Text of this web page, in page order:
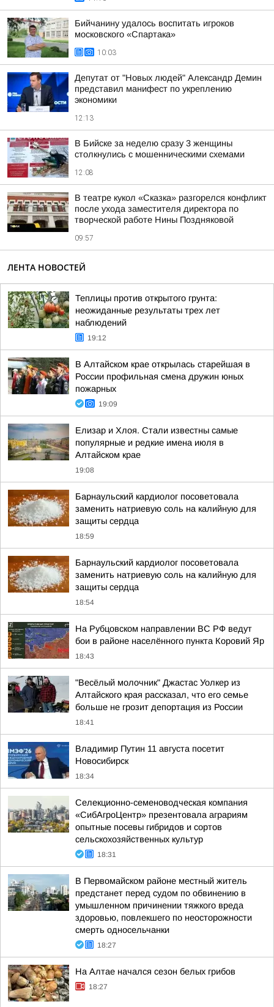
Бийчанину удалось воспитать игроков
московского «Спартака»
10:03
Депутат от "Новых людей" Александр Демин
представил манифест по укреплению
экономики
12:13
В Бийске за неделю сразу 3 женщины
столкнулись с мошенническими схемами
12:08
В театре кукол «Сказка» разгорелся конфликт
после ухода заместителя директора по
творческой работе Нины Поздняковой
09:57
ЛЕНТА НОВОСТЕЙ
Теплицы против открытого грунта:
неожиданные результаты трех лет
наблюдений
19:12
В Алтайском крае открылась старейшая в
России профильная смена дружин юных
пожарных
19:09
Елизар и Хлоя. Стали известны самые
популярные и редкие имена июля в
Алтайском крае
19:08
Барнаульский кардиолог посоветовала
заменить натриевую соль на калийную для
защиты сердца
18:59
Барнаульский кардиолог посоветовала
заменить натриевую соль на калийную для
защиты сердца
18:54
На Рубцовском направлении ВС РФ ведут
бои в районе населённого пункта Коровий Яр
18:43
"Весёлый молочник" Джастас Уолкер из
Алтайского края рассказал, что его семье
больше не грозит депортация из России
18:41
Владимир Путин 11 августа посетит
Новосибирск
18:34
Cелекционно-семеноводческая компания
«СибАгроЦентр» презентовала аграриям
опытные посевы гибридов и сортов
сельскохозяйственных культур
18:31
В Первомайском районе местный житель
предстанет перед судом по обвинению в
умышленном причинении тяжкого вреда
здоровью, повлекшего по неосторожности
смерть односельчанки
18:27
На Алтае начался сезон белых грибов
18:27